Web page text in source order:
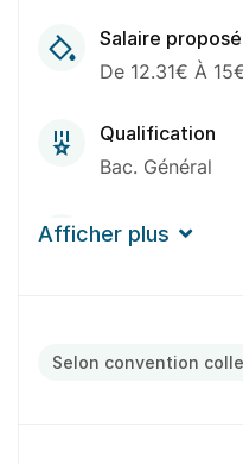
Salaire proposé
De 12.31€ À
Qualification
Bac. Général
Expérience
1 À 4 Semaines
Afficher plus
Selon convention